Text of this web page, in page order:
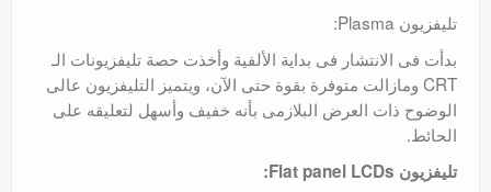
تليفزيون Plasma:
بدأت فى الانتشار فى بداية الألفية وأخذت حصة تليفزيونات الـ
CRT ومازالت متوفرة بقوة حتى الآن، ويتميز التليفزيون عالى
الوضوح ذات العرض البلازمى بأنه خفيف وأسهل لتعليقه على
الحائط.
تليفزيون Flat panel LCDs: